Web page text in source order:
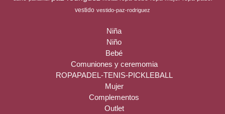
vestido vestido-paz-rodriguez
Niña
Niño
Bebé
Comuniones y ceremomia
ROPAPADEL-TENIS-PICKLEBALL
Mujer
Complementos
Outlet